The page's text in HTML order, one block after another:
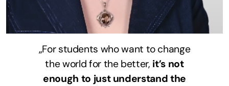
„For students who want to change
the world for the better, it’s not
enough to just understand the